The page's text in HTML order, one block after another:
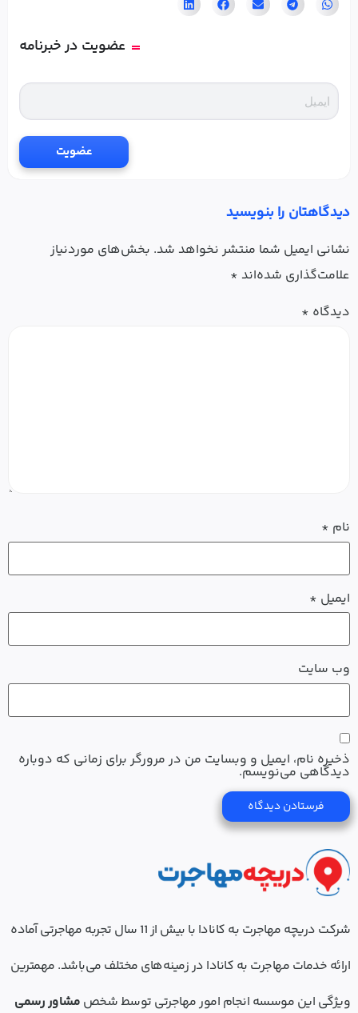
عضویت در خبرنامه
عضویت
دیدگاهتان را بنویسید
نشانی ایمیل شما منتشر نخواهد شد. بخش‌های موردنیاز
علامت‌گذاری شده‌اند *
دیدگاه *
نام *
ایمیل *
وب‌ سایت
ذخیره نام، ایمیل و وبسایت من در مرورگر برای زمانی که دوباره
دیدگاهی می‌نویسم.
شرکت دریچه مهاجرت به کانادا با بیش از 11 سال تجربه مهاجرتی آماده
ارائه خدمات مهاجرت به کانادا در زمینه‌های مختلف می‌باشد. مهمترین
ویژگی این موسسه انجام امور مهاجرتی توسط شخص مشاور رسمی